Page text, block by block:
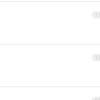
11
12